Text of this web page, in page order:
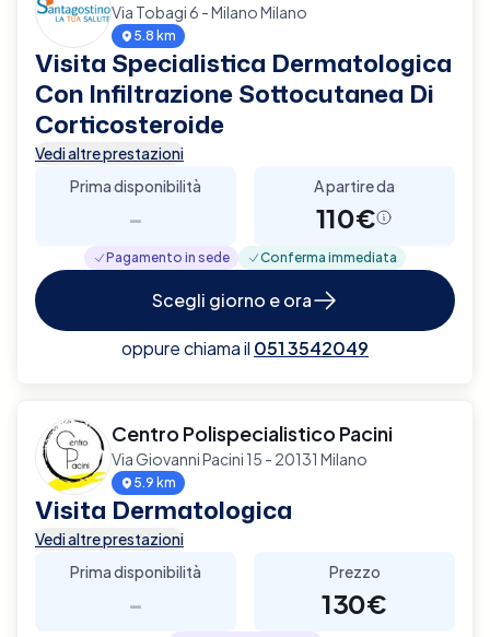
Via Tobagi 6 - Milano Milano
5.8 km
Visita Specialistica Dermatologica
Con Infiltrazione Sottocutanea Di
Corticosteroide
Vedi altre prestazioni
Prima disponibilità
-
A partire da
110€
Pagamento in sede Conferma immediata
Scegli giorno e ora
oppure chiama il 051 3542049
Centro Polispecialistico Pacini
Via Giovanni Pacini 15 - 20131 Milano
5.9 km
Visita Dermatologica
Vedi altre prestazioni
Prima disponibilità
-
Prezzo
130€